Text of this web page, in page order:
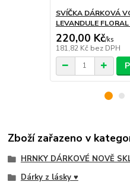
SVÍČKA DÁRKOVÁ
LEVANDULE
220,00 Kč/ks
181,82 Kč bez DPH
Zboží zařazeno v
HRNKY DÁRKOVÉ NOVĚ
Dárky z lásky ♥